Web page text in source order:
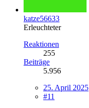
katze56633
Erleuchteter
Reaktionen
255
Beiträge
5.956
25. April 2025
#11